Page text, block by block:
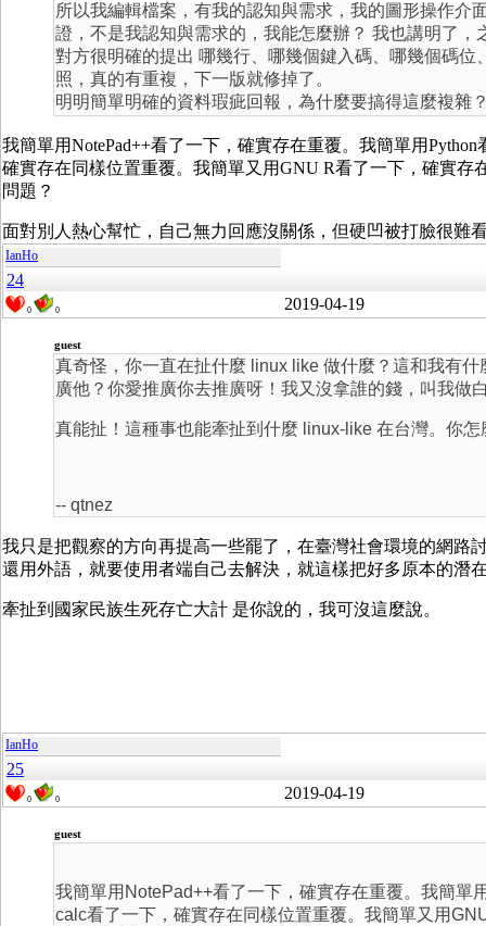
所以我編輯檔案，有我的認知與需求，我的圖形操作介
證，不是我認知與需求的，我能怎麼辦？ 我也講明了
對方很明確的提出 哪幾行、哪幾個鍵入碼、哪幾個碼
照，真的有重複，下一版就修掉了。
明明簡單明確的資料瑕疵回報，為什麼要搞得這麼複雜
我簡單用NotePad++看了一下，確實存在重覆。我簡單用
確實存在同樣位置重覆。我簡單又用GNU R看了一下，確實
問題？
面對別人熱心幫忙，自己無力回應沒關係，但硬凹被打臉很難
IanHo
24
0 0 2019-04-19
guest
真奇怪，你一直在扯什麼 linux like 做什麼？這和我有
廣他？你愛推廣你去推廣呀！我又沒拿誰的錢，叫我做
真能扯！這種事也能牽扯到什麼 linux-like 在台灣。你
-- qtnez
我只是把觀察的方向再提高一些罷了，在臺灣社會環境的網路
還用外語，就要使用者端自己去解決，就這樣把好多原本的潛
牽扯到國家民族生死存亡大計 是你說的，我可沒這麼說。
IanHo
25
0 0 2019-04-19
guest
我簡單用NotePad++看了一下，確實存在重覆。我簡單
calc看了一下，確實存在同樣位置重覆。我簡單又用